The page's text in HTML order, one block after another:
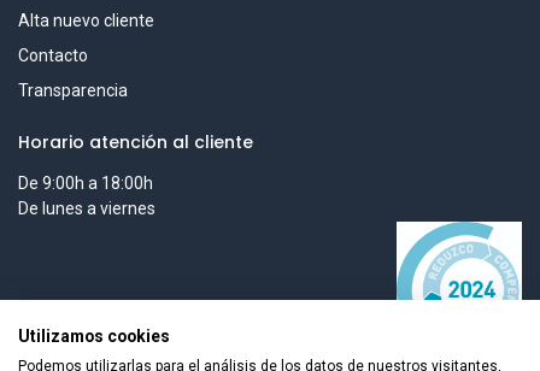
Alta nuevo cliente
Contacto
Transparencia
Horario atención al cliente
De 9:00h a 18:00h
De lunes a viernes
Utilizamos cookies
Podemos utilizarlas para el análisis de los datos de nuestros visitantes,